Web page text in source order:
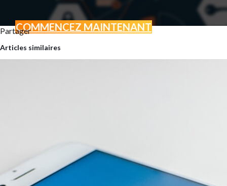
COMMENCEZ MAINTENANT
Partager
Articles similaires